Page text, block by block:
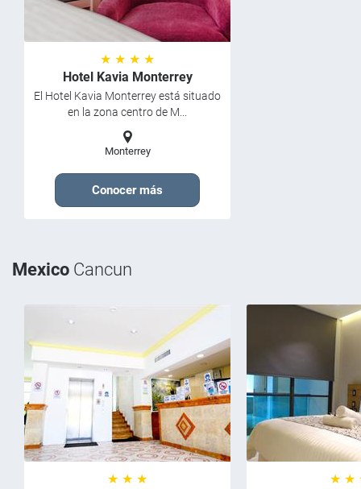
★ ★ ★ ★
Hotel Kavia Monterrey
El Hotel Kavia Monterrey está situado
en la zona centro de M...
Monterrey
Conocer más
Mexico Cancun
★ ★ ★ ★ ★